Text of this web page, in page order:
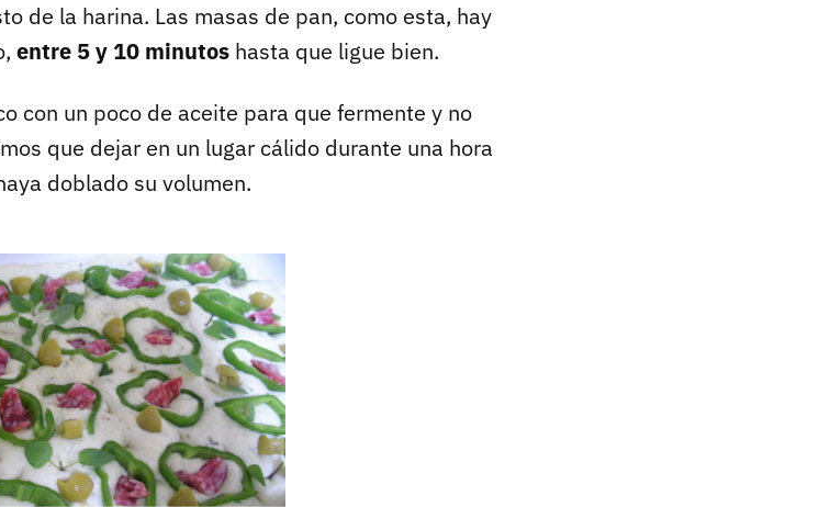
de la harina. Las masas de pan, como esta, hay
entre 5 y 10 minutos hasta que ligue bien.
con un poco de aceite para que fermente y no
que dejar en un lugar cálido durante una hora
doblado su volumen.